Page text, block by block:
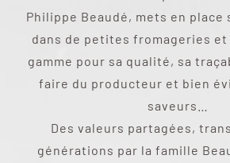
Philippe Beaudé, mets en
dans de petites fromageries
gamme pour sa qualité, sa
faire du producteur et bien
saveurs…
Des valeurs partagées,
générations par la famille